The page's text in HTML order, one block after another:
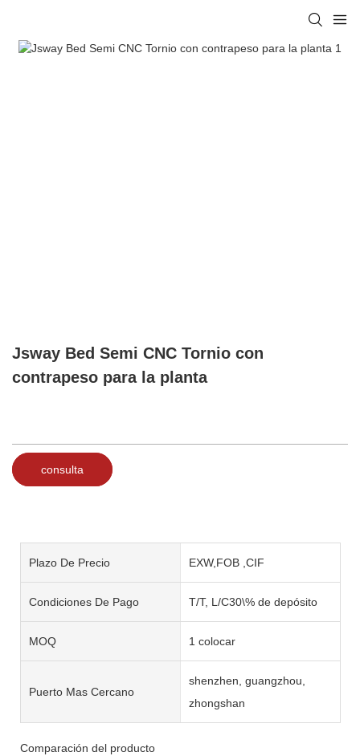
Jsway Bed Semi CNC Tornio con
contrapeso para la planta
consulta
Plazo De Precio EXW,FOB ,CIF
Condiciones De Pago T/T, L/C30\% de depósito
MOQ 1 colocar
Puerto Mas Cercano
shenzhen, guangzhou,
zhongshan
Comparación del producto